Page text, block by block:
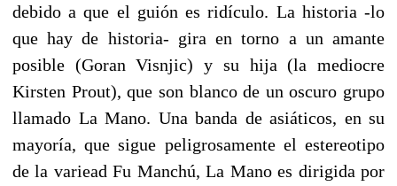
debido a que el guión es ridículo. La historia -lo
que hay de historia- gira en torno a un amante
posible (Goran Visnjic) y su hija (la mediocre
Kirsten Prout), que son blanco de un oscuro grupo
llamado La Mano. Una banda de asiáticos, en su
mayoría, que sigue peligrosamente el estereotipo
de la variead Fu Manchú, La Mano es dirigida por